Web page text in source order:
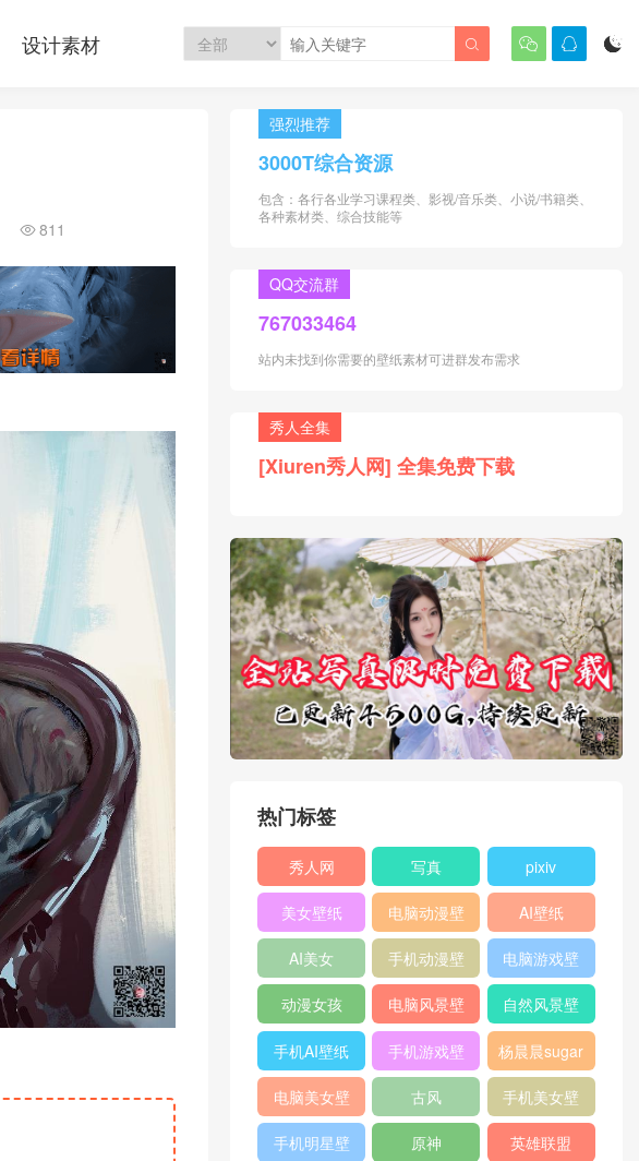
设计素材 
 

 811
强烈推荐
3000T综合资源
包含：各行各业学习课程类、影视/音乐类、小说/书籍类、
各种素材类、综合技能等
QQ交流群
767033464
站内未找到你需要的壁纸素材可进群发布需求
秀人全集
[Xiuren秀人网] 全集免费下载
热门标签
秀人网
XIUREN
写真 pixiv
美女壁纸
电脑动漫壁
纸
AI壁纸
AI美女
手机动漫壁
纸
电脑游戏壁
纸
动漫女孩
电脑风景壁
纸
自然风景壁
纸
手机AI壁纸
手机游戏壁
纸
杨晨晨sugar
电脑美女壁
纸
古风
手机美女壁
纸
手机明星壁
原神 英雄联盟